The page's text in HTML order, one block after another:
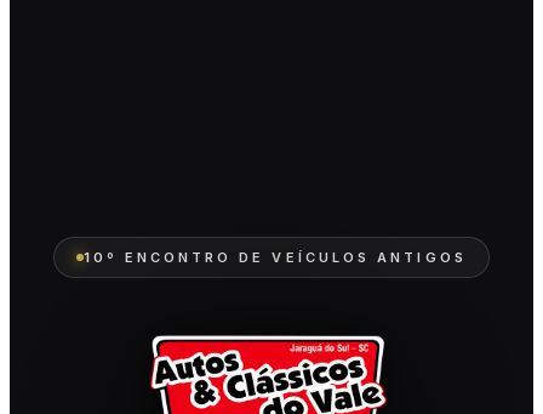
10º ENCONTRO DE VEÍCULOS ANTIGOS